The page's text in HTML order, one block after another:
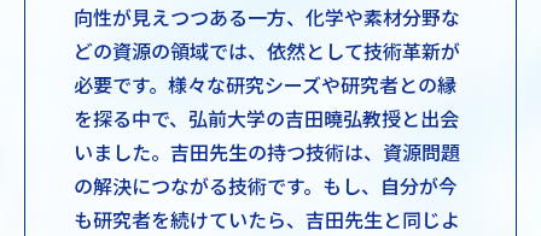
向性が見えつつある一方、化学や素材分野な
どの資源の領域では、依然として技術革新が
必要です。様々な研究シーズや研究者との縁
を探る中で、弘前大学の吉田曉弘教授と出会
いました。吉田先生の持つ技術は、資源問題
の解決につながる技術です。もし、自分が今
も研究者を続けていたら、吉田先生と同じよ